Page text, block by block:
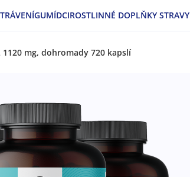
GUMÍDCIROSTLINNÉ DOPLŇKY STRAVY
1120 mg, dohromady 720 kapslí